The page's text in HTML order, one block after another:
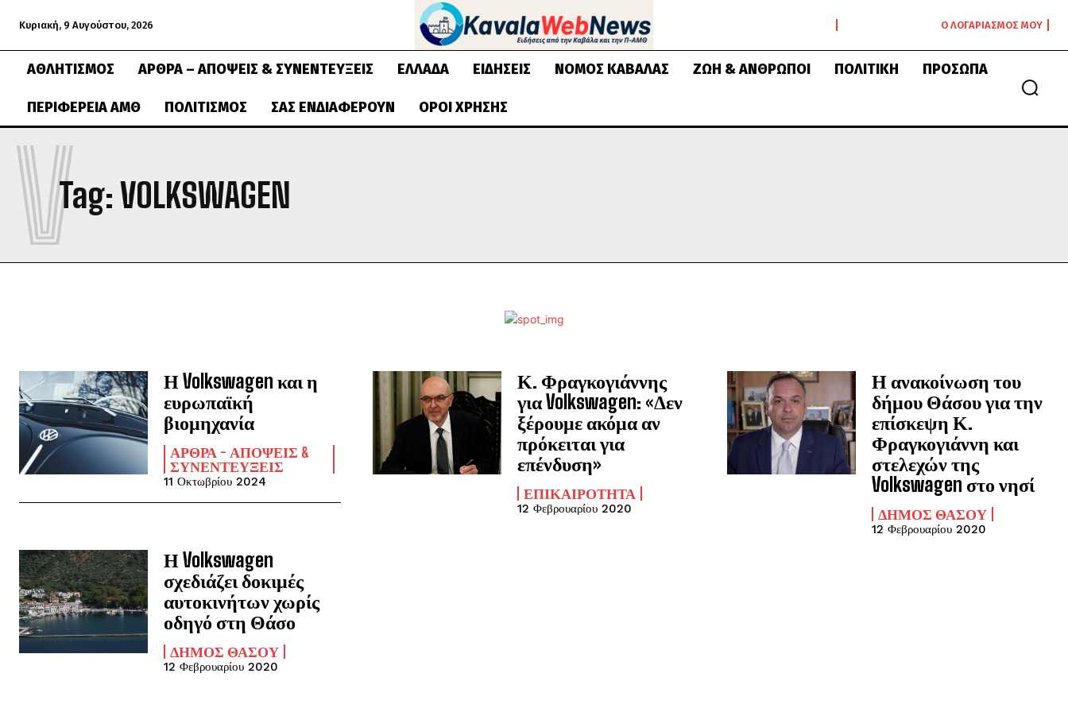
Κυριακή, 9 Αυγούστου, 2026 Ο ΛΟΓΑΡΙΑΣΜΌΣ ΜΟΥ
ΑΘΛΗΤΙΣΜΌΣ ΆΡΘΡΑ – ΑΠΌΨΕΙΣ & ΣΥΝΕΝΤΕΎΞΕΙΣ ΕΛΛΆΔΑ ΕΙΔΉΣΕΙΣ ΝΟΜΌΣ ΚΑΒΆΛΑΣ ΖΩΉ & ΆΝΘΡΩΠΟΙ ΠΟΛΙΤΙΚΉ ΠΡΌΣΩΠΑ
ΠΕΡΙΦΈΡΕΙΑ ΑΜΘ ΠΟΛΙΤΙΣΜΌΣ ΣΑΣ ΕΝΔΙΑΦΈΡΟΥΝ ΌΡΟΙ ΧΡΉΣΗΣ
Tag: VOLKSWAGEN
V
Η Volkswagen και η
ευρωπαϊκή
βιομηχανία
ΆΡΘΡΑ - ΑΠΌΨΕΙΣ &
ΣΥΝΕΝΤΕΎΞΕΙΣ
11 Οκτωβρίου 2024
Κ. Φραγκογιάννης
για Volkswagen: «Δεν
ξέρουμε ακόμα αν
πρόκειται για
επένδυση»
ΕΠΙΚΑΙΡΌΤΗΤΑ
12 Φεβρουαρίου 2020
Η ανακοίνωση του
δήμου Θάσου για την
επίσκεψη Κ.
Φραγκογιάννη και
στελεχών της
Volkswagen στο νησί
ΔΉΜΟΣ ΘΆΣΟΥ
12 Φεβρουαρίου 2020
Η Volkswagen
σχεδιάζει δοκιμές
αυτοκινήτων χωρίς
οδηγό στη Θάσο
ΔΉΜΟΣ ΘΆΣΟΥ
12 Φεβρουαρίου 2020